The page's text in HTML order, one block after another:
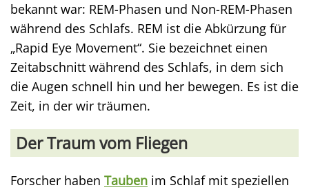
bekannt war: REM-Phasen und Non-REM-Phasen
während des Schlafs. REM ist die Abkürzung für
„Rapid Eye Movement“. Sie bezeichnet einen
Zeitabschnitt während des Schlafs, in dem sich
die Augen schnell hin und her bewegen. Es ist die
Zeit, in der wir träumen.
Der Traum vom Fliegen
Forscher haben Tauben im Schlaf mit speziellen